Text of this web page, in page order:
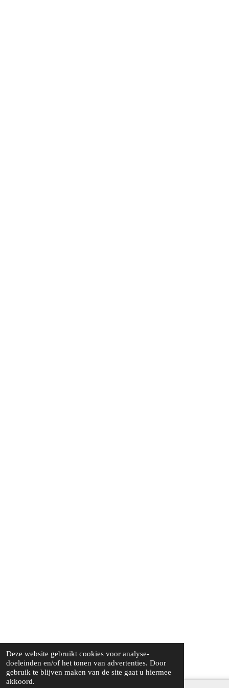
Deze website gebruikt cookies voor analyse-
doeleinden en/of het tonen van advertenties. Door
gebruik te blijven maken van de site gaat u hiermee
akkoord.